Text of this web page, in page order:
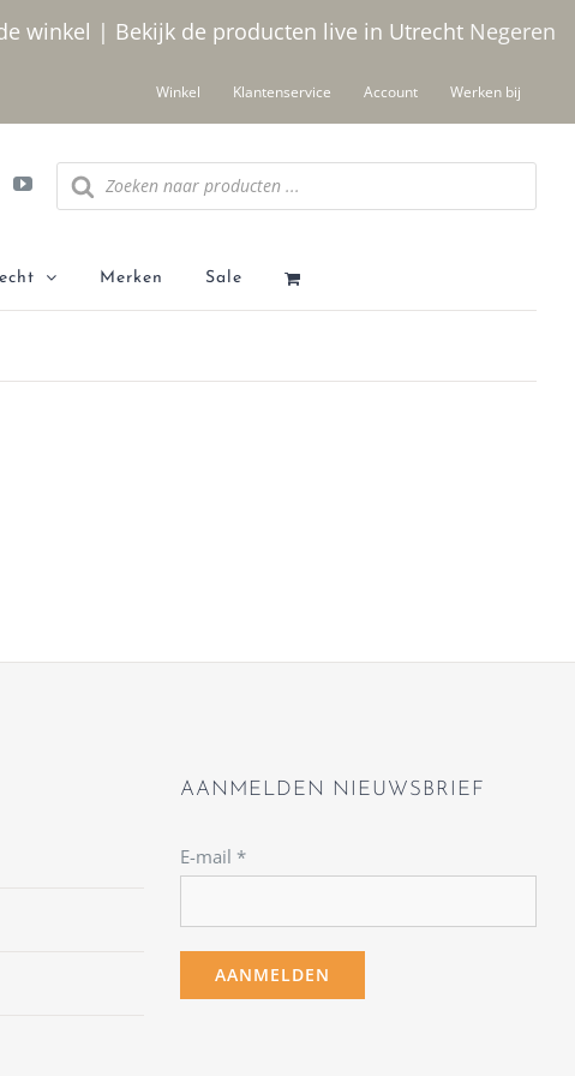
winkel | Bekijk de producten live in Utrecht Negeren
Winkel Klantenservice Account Werken bij
Producten
zoeken
Merken Sale
AANMELDEN NIEUWSBRIEF
E-mail *